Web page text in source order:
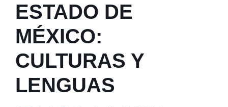
ESTADO DE
MÉXICO:
CULTURAS Y
LENGUAS